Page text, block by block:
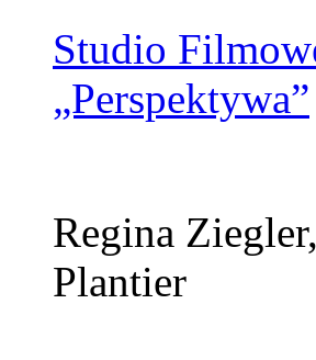
Studio
„Perspektywa”
Regina
Plantier